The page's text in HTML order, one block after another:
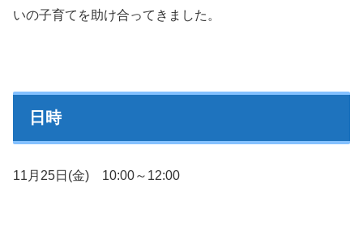
いの子育てを助け合ってきました。
日時
11 月25日(金) 10:00～12:00